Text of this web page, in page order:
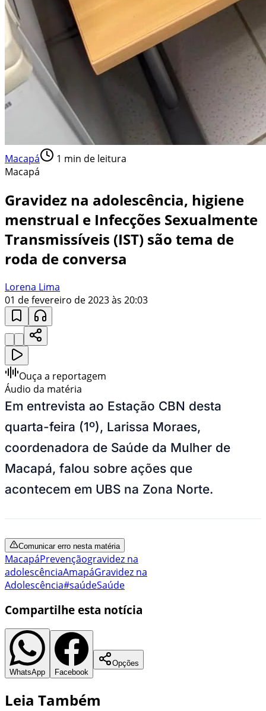
Macapá 1 min de leitura
Macapá
Gravidez na adolescência, higiene
menstrual e Infecções Sexualmente
Transmissíveis (IST) são tema de
roda de conversa
Lorena Lima
01 de fevereiro de 2023 às 20:03
Ouça a reportagem
Áudio da matéria
Em entrevista ao Estação CBN desta
quarta-feira (1º), Larissa Moraes,
coordenadora de Saúde da Mulher de
Macapá, falou sobre ações que
acontecem em UBS na Zona Norte.
Comunicar erro nesta matéria
MacapáPrevençãogravidez na
adolescênciaAmapáGravidez na
Adolescência#saúdeSaúde
Compartilhe esta notícia
WhatsApp Facebook
Opções
Leia Também